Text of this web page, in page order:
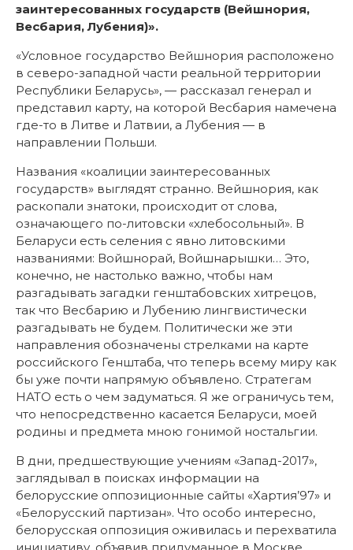
заинтересованных государств (Вейшнория,
Весбария, Лубения)».
«Условное государство Вейшнория расположено
в северо-западной части реальной территории
Республики Беларусь», — рассказал генерал и
представил карту, на которой Весбария намечена
где-то в Литве и Латвии, а Лубения — в
направлении Польши.
Названия «коалиции заинтересованных
государств» выглядят странно. Вейшнория, как
раскопали знатоки, происходит от слова,
означающего по-литовски «хлебосольный». В
Беларуси есть селения с явно литовскими
названиями: Войшнорай, Войшнарышки… Это,
конечно, не настолько важно, чтобы нам
разгадывать загадки генштабовских хитрецов,
так что Весбарию и Лубению лингвистически
разгадывать не будем. Политически же эти
направления обозначены стрелками на карте
российского Генштаба, что теперь всему миру как
бы уже почти напрямую объявлено. Стратегам
НАТО есть о чем задуматься. Я же ограничусь тем,
что непосредственно касается Беларуси, моей
родины и предмета мною гонимой ностальгии.
В дни, предшествующие учениям «Запад-2017»,
заглядывал в поисках информации на
белорусские оппозиционные сайты «Хартия’97» и
«Белорусский партизан». Что особо интересно,
белорусская оппозиция оживилась и перехватила